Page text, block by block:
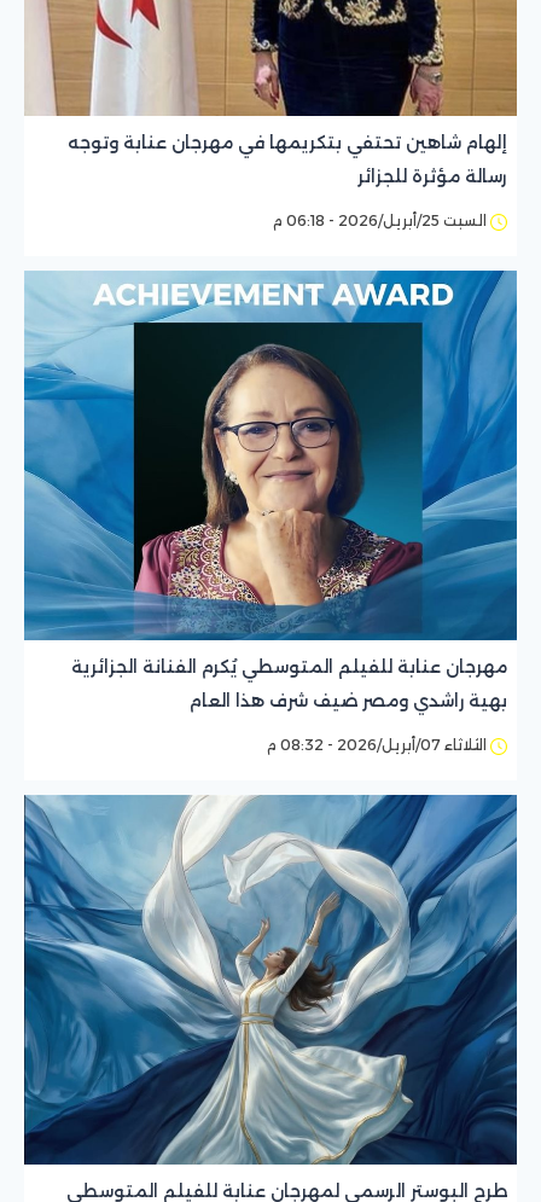
إلهام شاهين تحتفي بتكريمها في مهرجان عنابة وتوجه
رسالة مؤثرة للجزائر
السبت 25/أبريل/2026 - 06:18 م
مهرجان عنابة للفيلم المتوسطي يُكرم الفنانة الجزائرية
بهية راشدي ومصر ضيف شرف هذا العام
الثلاثاء 07/أبريل/2026 - 08:32 م
طرح البوستر الرسمي لمهرجان عنابة للفيلم المتوسطي